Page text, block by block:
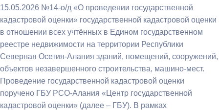
15.05.2026 №14-о/д «О проведении государственной
кадастровой оценки» государственной кадастровой оценки
в отношении всех учтённых в Едином государственном
реестре недвижимости на территории Республики
Северная Осетия-Алания зданий, помещений, сооружений,
объектов незавершенного строительства, машино-мест.
Проведение государственной кадастровой оценки
поручено ГБУ РСО-Алания «Центр государственной
кадастровой оценки» (далее – ГБУ). В рамках